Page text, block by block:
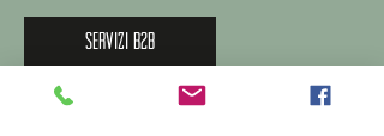
SERVIZI B2B